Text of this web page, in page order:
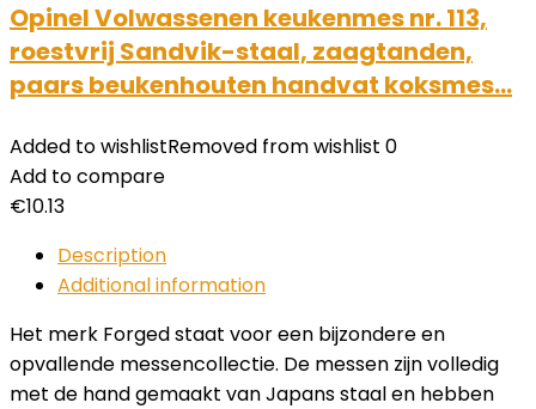
Opinel Volwassenen keukenmes nr. 113,
roestvrij Sandvik-staal, zaagtanden,
paars beukenhouten handvat koksmes…
Added to wishlistRemoved from wishlist 0
Add to compare
€10.13
Description
Additional information
Het merk Forged staat voor een bijzondere en
opvallende messencollectie. De messen zijn volledig
met de hand gemaakt van Japans staal en hebben